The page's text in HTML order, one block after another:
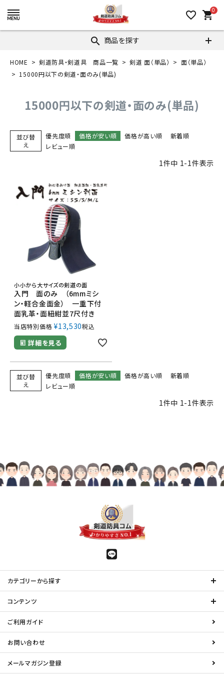
favorite_border 0
shopping_cart
search 商品を探す
HOME 剣道防具・剣道具 商品一覧 剣道 面（単品）
面（単品）
15000円以下の剣道・面のみ(単品)
15000円以下の剣道・面のみ(単品)
並び替
え
優先度順 価格が安い順 価格が高い順
新着順
レビュー順
1件中 1-1件表示
小小から大サイズの剣道の面
入門 面のみ （6mmミシ
ン・軽合金面金） 一重下付
面乳革・面紐紺並7尺付き
当店特別価格 ¥13,530税込
詳細を見る
並び替
え
優先度順 価格が安い順 価格が高い順
新着順
レビュー順
1件中 1-1件表示
カテゴリーから探す
コンテンツ
ご利用ガイド
お問い合わせ
メールマガジン登録